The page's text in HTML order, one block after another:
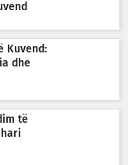
Kuvend:
dhe
të